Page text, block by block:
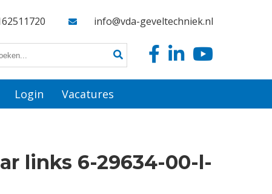
info@vda-geveltechniek.nl
Login Vacatures
links 6-29634-00-l-